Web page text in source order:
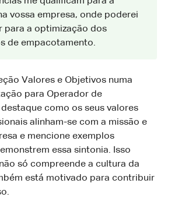
vossa empresa, onde poderei
para a optimização dos
de empacotamento.
Valores e Objetivos numa
para Operador de
como os seus valores
alinham-se com a missão e
e mencione exemplos
essa sintonia. Isso
só compreende a cultura da
está motivado para contribuir